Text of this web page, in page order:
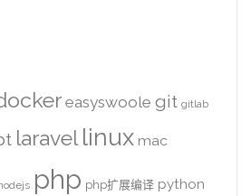
easyswoole git gitlab
laravel linux mac
php php扩展编译 python